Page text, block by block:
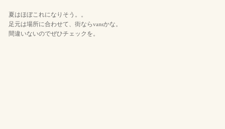
夏はほぼこれになりそう。。
足元は場所に合わせて、街ならvansかな。
間違いないのでぜひチェックを。